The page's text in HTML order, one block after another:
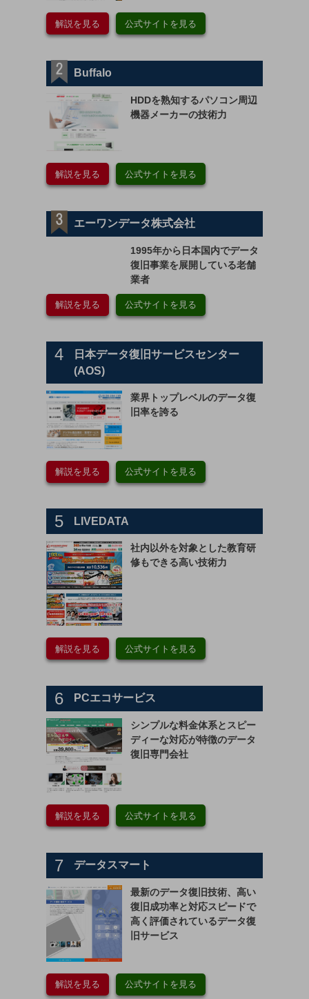
解説を見る 公式サイトを見る
Buffalo
HDDを熟知するパソコン周辺
機器メーカーの技術力
解説を見る 公式サイトを見る
エーワンデータ株式会社
1995年から日本国内でデータ
復旧事業を展開している老舗
業者
解説を見る 公式サイトを見る
4
日本データ復旧サービスセンター
(AOS)
業界トップレベルのデータ復
旧率を誇る
解説を見る 公式サイトを見る
5 LIVEDATA
社内以外を対象とした教育研
修もできる高い技術力
解説を見る 公式サイトを見る
6 PCエコサービス
シンプルな料金体系とスピー
ディーな対応が特徴のデータ
復旧専門会社
解説を見る 公式サイトを見る
7 データスマート
最新のデータ復旧技術、高い
復旧成功率と対応スピードで
高く評価されているデータ復
旧サービス
解説を見る 公式サイトを見る